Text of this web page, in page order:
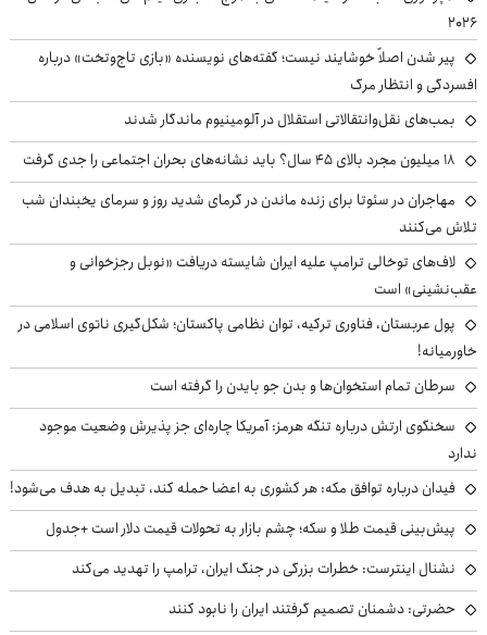
۲۰۲۶
پیر شدن اصلاً خوشایند نیست؛ گفته‌های نویسنده «بازی تاج‌وتخت» درباره
افسردگی و انتظار مرگ
بمب‌های نقل‌وانتقالاتی استقلال در آلومینیوم ماندگار شدند
۱۸ میلیون مجرد بالای ۴۵ سال؟ باید نشانه‌های بحران اجتماعی را جدی گرفت
مهاجران در سئوتا برای زنده ماندن در گرمای شدید روز و سرمای یخبندان شب
تلاش می‌کنند
لاف‌های توخالی ترامپ علیه ایران شایسته دریافت «نوبل رجزخوانی و
عقب‌نشینی» است
پول عربستان، فناوری ترکیه، توان نظامی پاکستان؛ شکل‌گیری ناتوی اسلامی در
خاورمیانه!
سرطان تمام استخوان‌ها و بدن جو بایدن را گرفته است
سخنگوی ارتش درباره تنگه هرمز: آمریکا چاره‌ای جز پذیرش وضعیت موجود
ندارد
فیدان درباره توافق مکه: هر کشوری به اعضا حمله کند، تبدیل به هدف می‌شود!
پیش‌بینی قیمت طلا و سکه؛ چشم بازار به تحولات قیمت دلار است +جدول
نشنال اینترست: خطرات بزرگی در جنگ ایران، ترامپ را تهدید می‌کند
حضرتی: دشمنان تصمیم گرفتند ایران را نابود کنند